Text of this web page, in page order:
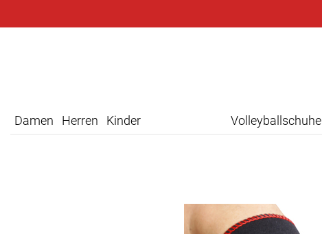
Damen Herren Kinder Volleyballschuhe